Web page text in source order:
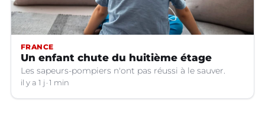
FRANCE
Un enfant chute du huitième étage
Les sapeurs-pompiers n'ont pas réussi à le sauver.
il y a 1 j 1 min